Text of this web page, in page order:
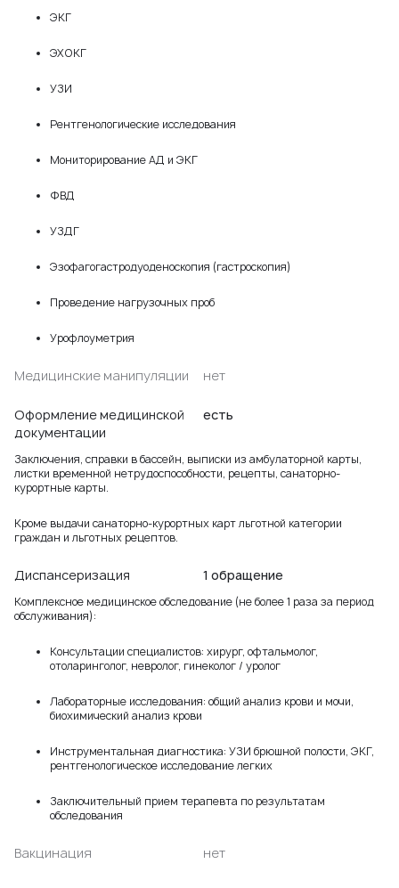
ЭКГ
ЭХОКГ
УЗИ
Рентгенологические исследования
Мониторирование АД и ЭКГ
ФВД
УЗДГ
Эзофагогастродуоденоскопия (гастроскопия)
Проведение нагрузочных проб
Урофлоуметрия
Медицинские манипуляции нет
Оформление медицинской
документации
есть
Заключения, справки в бассейн, выписки из амбулаторной карты,
листки временной нетрудоспособности, рецепты, санаторно-
курортные карты.
Кроме выдачи санаторно-курортных карт льготной категории
граждан и льготных рецептов.
Диспансеризация 1 обращение
Комплексное медицинское обследование (не более 1 раза за период
обслуживания):
Консультации специалистов: хирург, офтальмолог,
отоларинголог, невролог, гинеколог / уролог
Лабораторные исследования: общий анализ крови и мочи,
биохимический анализ крови
Инструментальная диагностика: УЗИ брюшной полости, ЭКГ,
рентгенологическое исследование легких
Заключительный прием терапевта по результатам
обследования
Вакцинация нет